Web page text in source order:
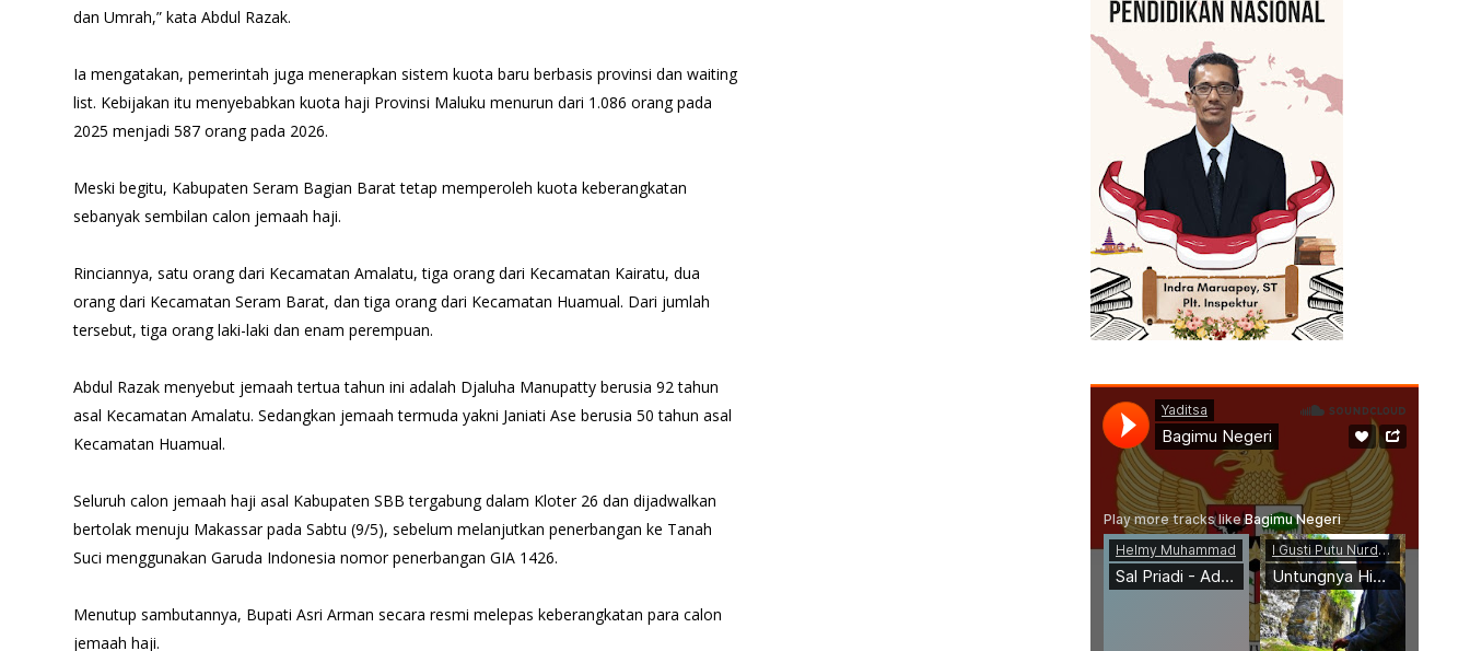
dan Umrah,” kata Abdul Razak.
Ia mengatakan, pemerintah juga menerapkan sistem kuota baru berbasis provinsi dan waiting
list. Kebijakan itu menyebabkan kuota haji Provinsi Maluku menurun dari 1.086 orang pada
2025 menjadi 587 orang pada 2026.
Meski begitu, Kabupaten Seram Bagian Barat tetap memperoleh kuota keberangkatan
sebanyak sembilan calon jemaah haji.
Rinciannya, satu orang dari Kecamatan Amalatu, tiga orang dari Kecamatan Kairatu, dua
orang dari Kecamatan Seram Barat, dan tiga orang dari Kecamatan Huamual. Dari jumlah
tersebut, tiga orang laki-laki dan enam perempuan.
Abdul Razak menyebut jemaah tertua tahun ini adalah Djaluha Manupatty berusia 92 tahun
asal Kecamatan Amalatu. Sedangkan jemaah termuda yakni Janiati Ase berusia 50 tahun asal
Kecamatan Huamual.
Seluruh calon jemaah haji asal Kabupaten SBB tergabung dalam Kloter 26 dan dijadwalkan
bertolak menuju Makassar pada Sabtu (9/5), sebelum melanjutkan penerbangan ke Tanah
Suci menggunakan Garuda Indonesia nomor penerbangan GIA 1426.
Menutup sambutannya, Bupati Asri Arman secara resmi melepas keberangkatan para calon
jemaah haji.